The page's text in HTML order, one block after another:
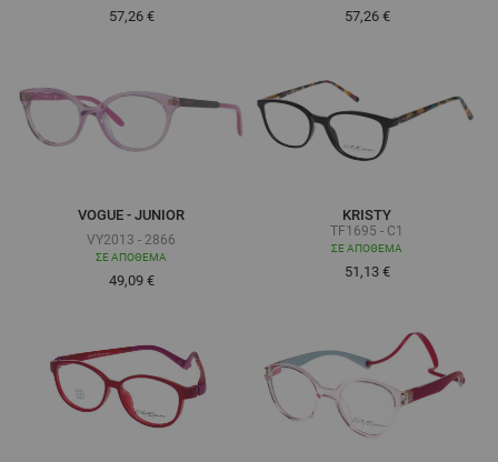
57,26 € 57,26 €
VOGUE - JUNIOR
VY2013 - 2866
ΣΕ ΑΠΌΘΕΜΑ
Τόσο χαμηλά όσο
49,09 €
KRISTY
TF1695 - C1
ΣΕ ΑΠΌΘΕΜΑ
51,13 €